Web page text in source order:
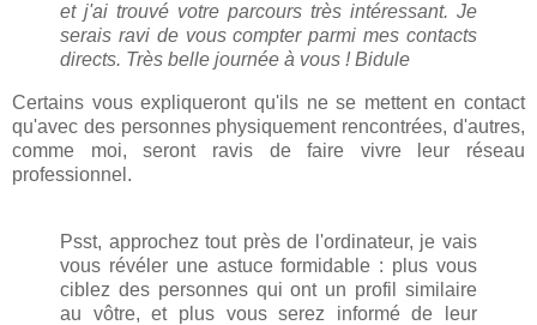
et j'ai trouvé votre parcours très intéressant. Je
serais ravi de vous compter parmi mes contacts
directs. Très belle journée à vous ! Bidule
Certains vous expliqueront qu'ils ne se mettent en contact
qu'avec des personnes physiquement rencontrées, d'autres,
comme moi, seront ravis de faire vivre leur réseau
professionnel.
Psst, approchez tout près de l'ordinateur, je vais
vous révéler une astuce formidable : plus vous
ciblez des personnes qui ont un profil similaire
au vôtre, et plus vous serez informé de leur